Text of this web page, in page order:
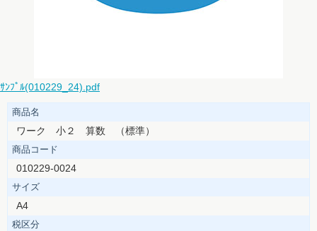
ｻﾝﾌﾟﾙ(010229_24).pdf
商品名
ワーク 小２ 算数 （標準）
商品コード
010229-0024
サイズ
A4
税区分